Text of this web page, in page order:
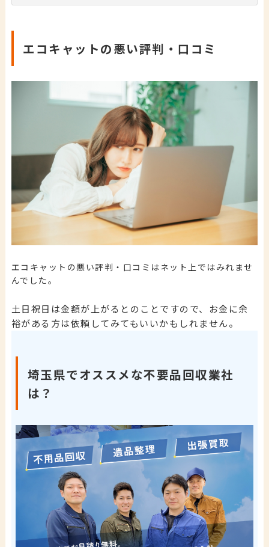
エコキャットの悪い評判・口コミ
エコキャットの悪い評判・口コミはネット上ではみれませ
んでした。
土日祝日は金額が上がるとのことですので、お金に余
裕がある方は依頼してみてもいいかもしれません。
埼玉県でオススメな不要品回収業社
は？